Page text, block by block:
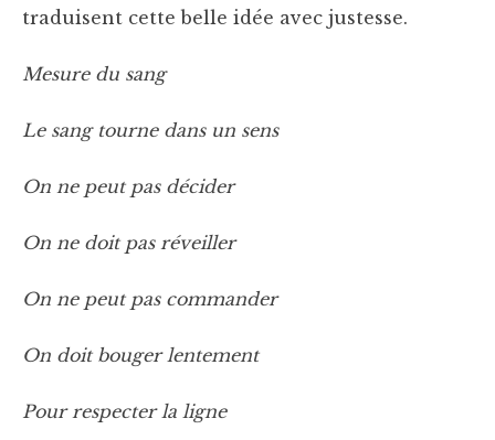
traduisent cette belle idée avec justesse.
Mesure du sang
Le sang tourne dans un sens
On ne peut pas décider
On ne doit pas réveiller
On ne peut pas commander
On doit bouger lentement
Pour respecter la ligne